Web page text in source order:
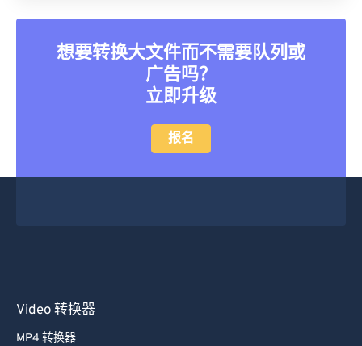
想要转换大文件而不需要队列或
广告吗？
立即升级
报名
Video 转换器
MP4 转换器